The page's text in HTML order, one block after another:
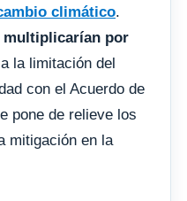
climático.
multiplicarían por
la limitación del
con el Acuerdo de
pone de relieve los
mitigación en la